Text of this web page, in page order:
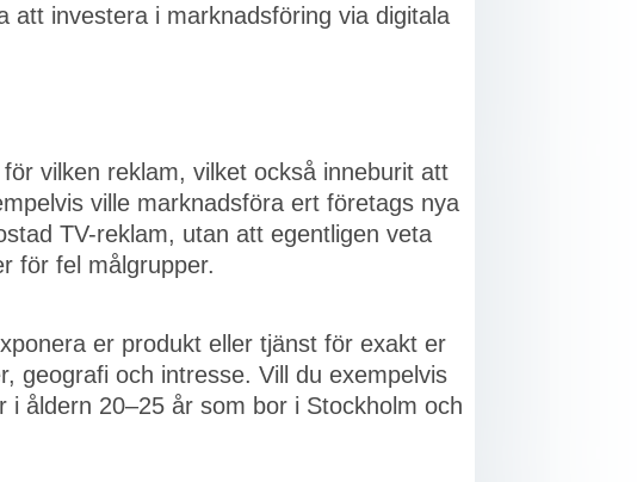
att investera i marknadsföring via digitala
vilken reklam, vilket också inneburit att
ville marknadsföra ert företags nya
TV-reklam, utan att egentligen veta
för fel målgrupper.
er produkt eller tjänst för exakt er
geografi och intresse. Vill du exempelvis
åldern 20–25 år som bor i Stockholm och